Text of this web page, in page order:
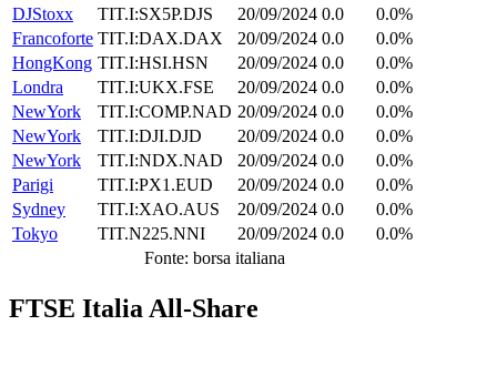
DJStoxx
TIT.I:SX5P.DJS 20/09/2024 0.0
0.0%
Francoforte TIT.I:DAX.DAX 20/09/2024 0.0
0.0%
HongKong TIT.I:HSI.HSN 20/09/2024 0.0
0.0%
Londra
TIT.I:UKX.FSE 20/09/2024 0.0
0.0%
NewYork
TIT.I:COMP.NAD 20/09/2024 0.0
0.0%
NewYork
TIT.I:DJI.DJD 20/09/2024 0.0
0.0%
NewYork
TIT.I:NDX.NAD 20/09/2024 0.0
0.0%
Parigi
TIT.I:PX1.EUD 20/09/2024 0.0
0.0%
Sydney
TIT.I:XAO.AUS 20/09/2024 0.0
0.0%
Tokyo
TIT.N225.NNI 20/09/2024 0.0
0.0%
Fonte: borsa italiana
FTSE Italia All-Share